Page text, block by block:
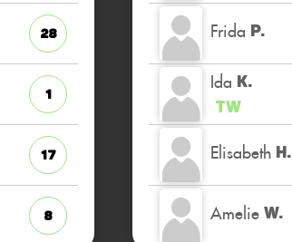
28
1
17
8
Frida P.
Ida K.
TW
Elisabeth H.
Amelie W.